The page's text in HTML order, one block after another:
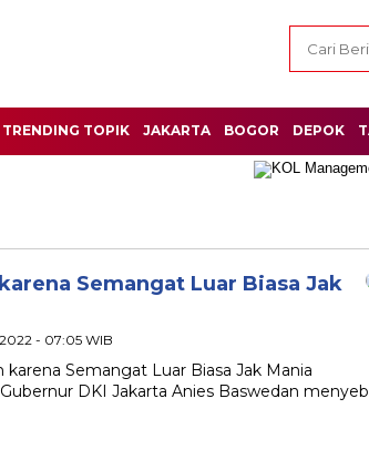
TRENDING TOPIK JAKARTA BOGOR DEPOK
Semangat Luar Biasa Jak
- 07:05 WIB
karena Semangat Luar Biasa Jak Mania
DKI Jakarta Anies Baswedan